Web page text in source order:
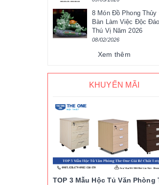
8 Món Đồ Phong Thủy
Bàn Làm Việc Độc
Thú Vị Năm 2026
08/02/2026
Xem thêm
KHUYẾN MÃI
TOP 3 Mẫu Hộc Tủ Văn Phòng